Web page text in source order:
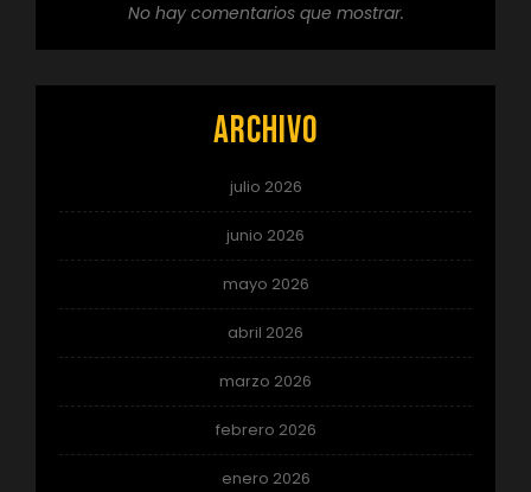
No hay comentarios que mostrar.
Archivo
julio 2026
junio 2026
mayo 2026
abril 2026
marzo 2026
febrero 2026
enero 2026